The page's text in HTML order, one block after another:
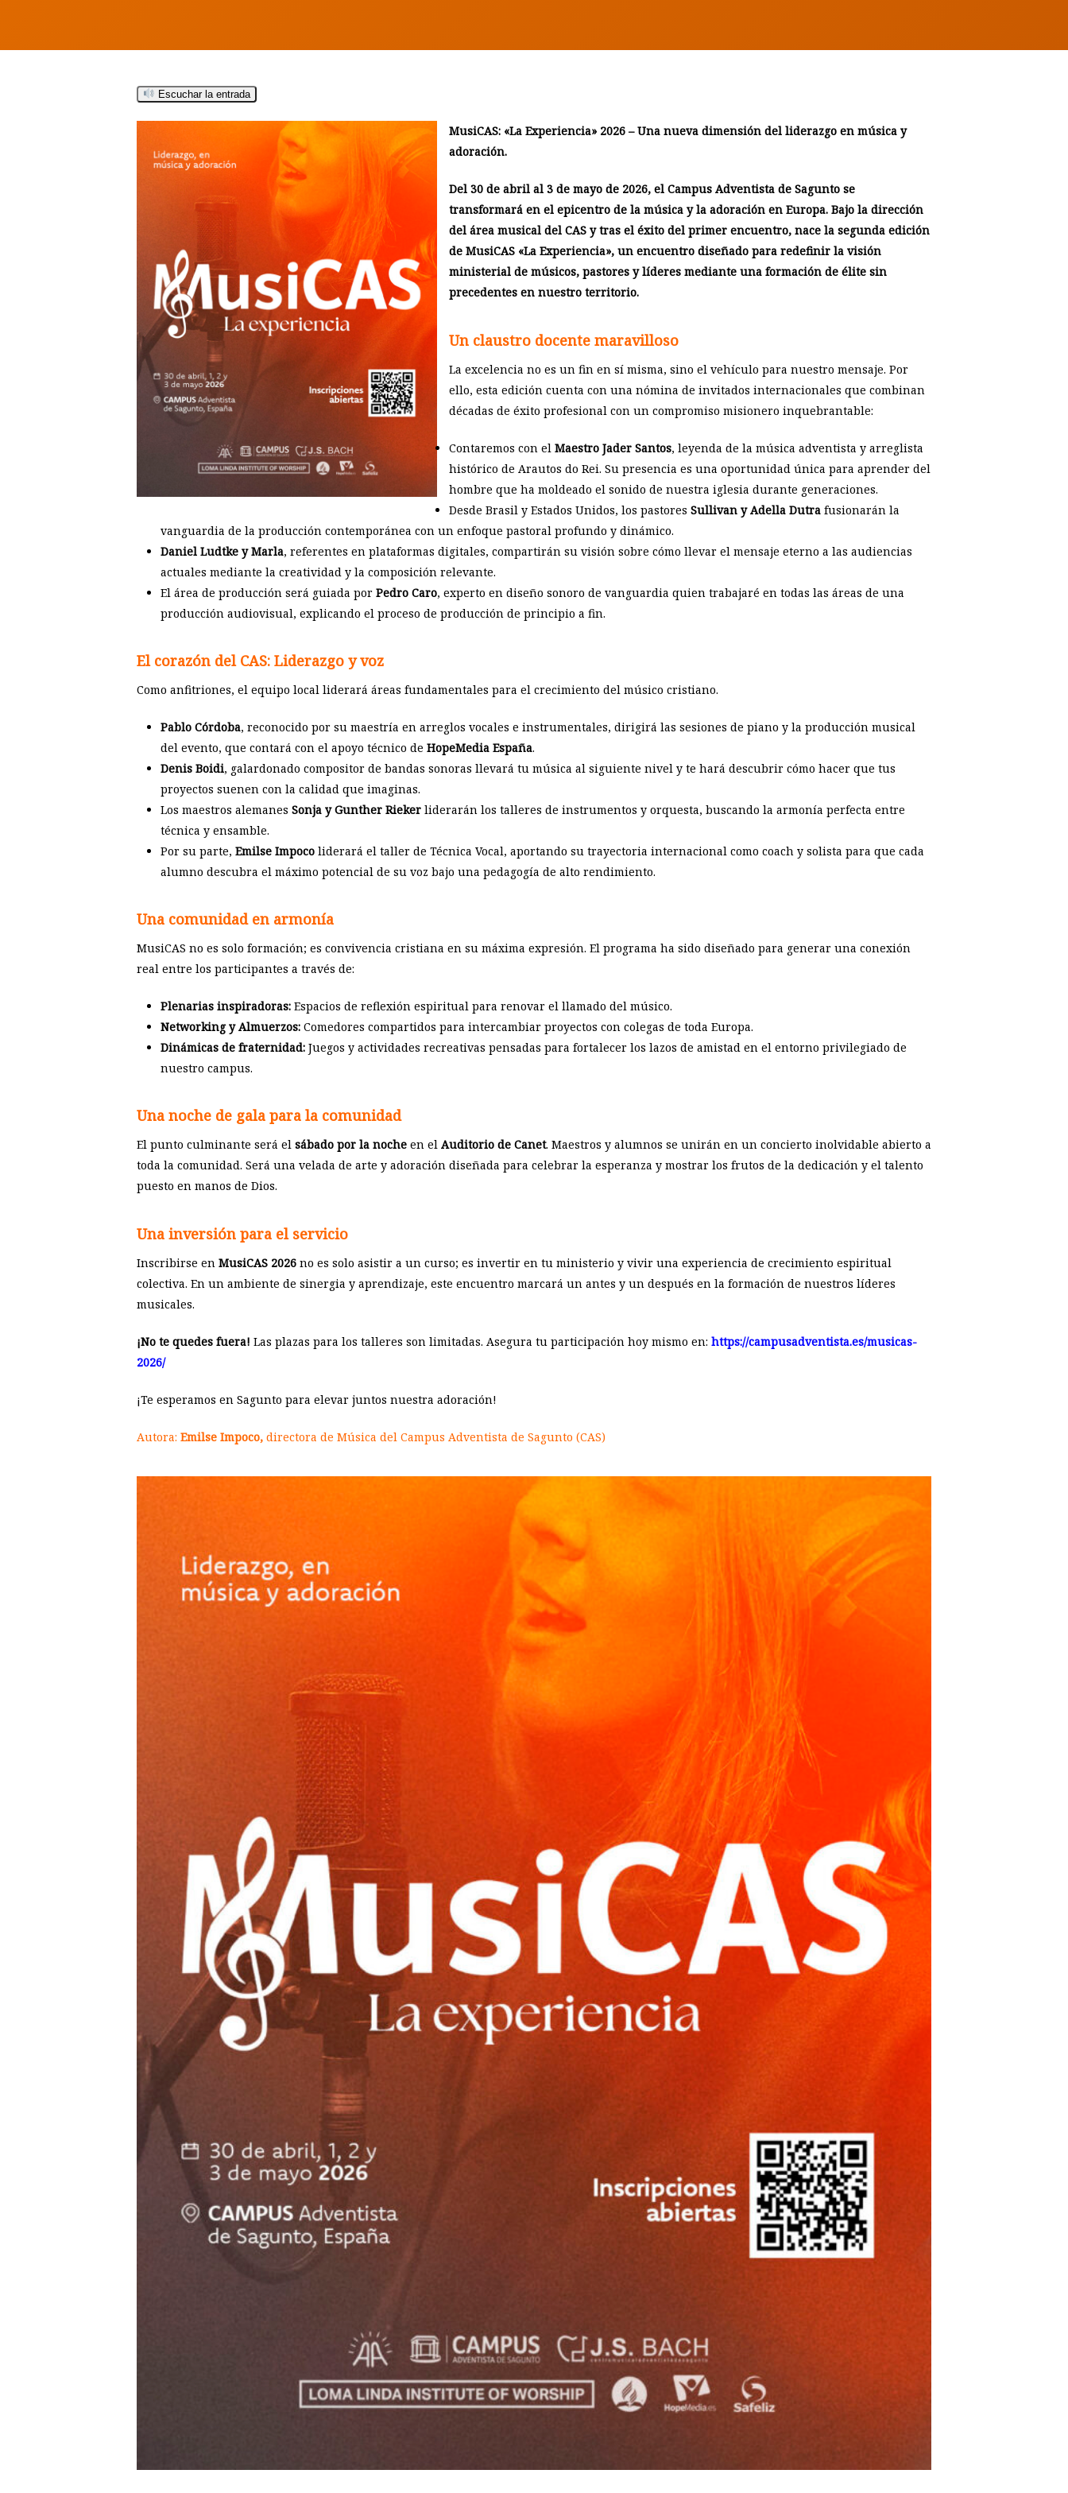
Hit enter to search or ESC to close
Escuchar la entrada
MusiCAS: «La Experiencia» 2026 – Una nueva dimensión del liderazgo en música y
adoración.
Del 30 de abril al 3 de mayo de 2026, el Campus Adventista de Sagunto se
transformará en el epicentro de la música y la adoración en Europa. Bajo la dirección
del área musical del CAS y tras el éxito del primer encuentro, nace la segunda edición
de MusiCAS «La Experiencia», un encuentro diseñado para redefinir la visión
ministerial de músicos, pastores y líderes mediante una formación de élite sin
precedentes en nuestro territorio.
Un claustro docente maravilloso
La excelencia no es un fin en sí misma, sino el vehículo para nuestro mensaje. Por
ello, esta edición cuenta con una nómina de invitados internacionales que combinan
décadas de éxito profesional con un compromiso misionero inquebrantable:
Contaremos con el Maestro Jader Santos, leyenda de la música adventista y arreglista
histórico de Arautos do Rei. Su presencia es una oportunidad única para aprender del
hombre que ha moldeado el sonido de nuestra iglesia durante generaciones.
Desde Brasil y Estados Unidos, los pastores Sullivan y Adella Dutra fusionarán la
vanguardia de la producción contemporánea con un enfoque pastoral profundo y dinámico.
Daniel Ludtke y Marla, referentes en plataformas digitales, compartirán su visión sobre cómo llevar el mensaje eterno a las audiencias
actuales mediante la creatividad y la composición relevante.
El área de producción será guiada por Pedro Caro, experto en diseño sonoro de vanguardia quien trabajaré en todas las áreas de una
producción audiovisual, explicando el proceso de producción de principio a fin.
El corazón del CAS: Liderazgo y voz
Como anfitriones, el equipo local liderará áreas fundamentales para el crecimiento del músico cristiano.
Pablo Córdoba, reconocido por su maestría en arreglos vocales e instrumentales, dirigirá las sesiones de piano y la producción musical
del evento, que contará con el apoyo técnico de HopeMedia España.
Denis Boidi, galardonado compositor de bandas sonoras llevará tu música al siguiente nivel y te hará descubrir cómo hacer que tus
proyectos suenen con la calidad que imaginas.
Los maestros alemanes Sonja y Gunther Rieker liderarán los talleres de instrumentos y orquesta, buscando la armonía perfecta entre
técnica y ensamble.
Por su parte, Emilse Impoco liderará el taller de Técnica Vocal, aportando su trayectoria internacional como coach y solista para que cada
alumno descubra el máximo potencial de su voz bajo una pedagogía de alto rendimiento.
Una comunidad en armonía
MusiCAS no es solo formación; es convivencia cristiana en su máxima expresión. El programa ha sido diseñado para generar una conexión
real entre los participantes a través de:
Plenarias inspiradoras: Espacios de reflexión espiritual para renovar el llamado del músico.
Networking y Almuerzos: Comedores compartidos para intercambiar proyectos con colegas de toda Europa.
Dinámicas de fraternidad: Juegos y actividades recreativas pensadas para fortalecer los lazos de amistad en el entorno privilegiado de
nuestro campus.
Una noche de gala para la comunidad
El punto culminante será el sábado por la noche en el Auditorio de Canet. Maestros y alumnos se unirán en un concierto inolvidable abierto a
toda la comunidad. Será una velada de arte y adoración diseñada para celebrar la esperanza y mostrar los frutos de la dedicación y el talento
puesto en manos de Dios.
Una inversión para el servicio
Inscribirse en MusiCAS 2026 no es solo asistir a un curso; es invertir en tu ministerio y vivir una experiencia de crecimiento espiritual
colectiva. En un ambiente de sinergia y aprendizaje, este encuentro marcará un antes y un después en la formación de nuestros líderes
musicales.
¡No te quedes fuera! Las plazas para los talleres son limitadas. Asegura tu participación hoy mismo en: https://campusadventista.es/musicas-
2026/
¡Te esperamos en Sagunto para elevar juntos nuestra adoración!
Autora: Emilse Impoco, directora de Música del Campus Adventista de Sagunto (CAS)